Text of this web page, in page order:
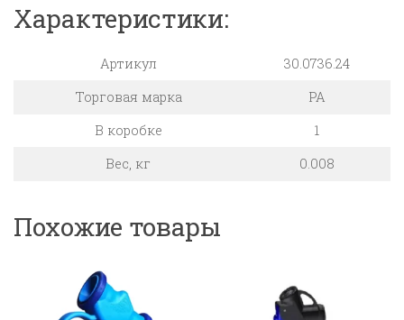
Характеристики:
Артикул
30.0736.24
Торговая марка
PA
В коробке
1
Вес, кг
0.008
Похожие товары